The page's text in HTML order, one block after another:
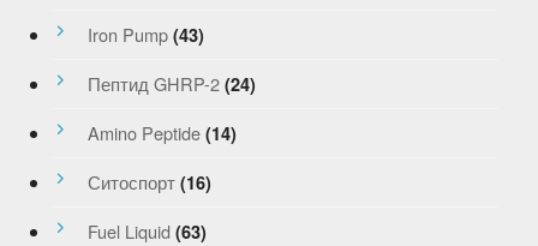
Iron Pump (43)
Пептид GHRP-2 (24)
Amino Peptide (14)
Ситоспорт (16)
Fuel Liquid (63)